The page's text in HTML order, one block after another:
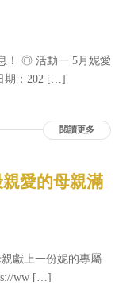
！ ◎ 活動一 5月妮愛
期：202 […]
閱讀更多
愛的母親滿
獻上一份妮的專屬
ww […]